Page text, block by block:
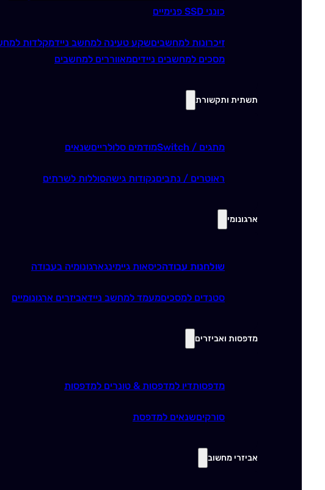
כונני SSD פנימיים
זיכרונות למחשביםשקע טעינה למחשב ניידמקלדות
מסכים למחשבים ניידיםמאווררים למחשבים
תשתית ותקשורת
מתגים / Switch מודמים סלולרייםשנאים
ראוטרים / נתביםנקודות גישהסוללות לשרתים
ארגונומי
שולחנות עבודהכיסאות גיימינגארגונומיה בעבודה
סטנדים למסכיםמעמד למחשב ניידאביזרים ארגונומיים
מדפסות ואביזרים
מדפסותדיו למדפסות & טונרים למדפסות
סורקיםשנאים למדפסת
אביזרי מחשוב